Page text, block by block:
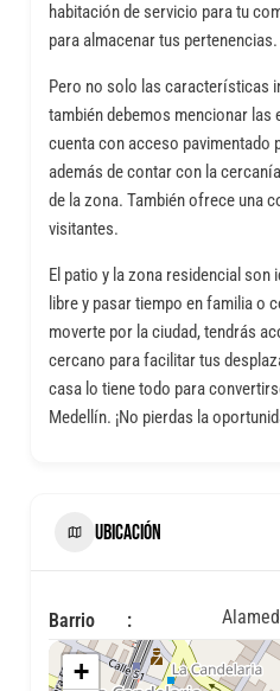
habitación de servicio para tu
para almacenar tus pertenencias.
Pero no solo las características
también debemos mencionar las
cuenta con acceso pavimentado
además de contar con la
de la zona. También ofrece una
visitantes.
El patio y la zona residencial
libre y pasar tiempo en familia o
moverte por la ciudad, tendrás
cercano para facilitar tus
casa lo tiene todo para
Medellín. ¡No pierdas la
UBICACIÓN
Barrio
+